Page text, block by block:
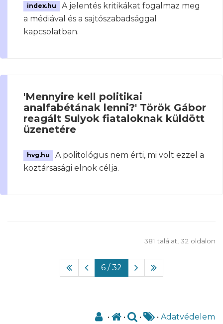
index.hu
A jelentés kritikákat fogalmaz meg
a médiával és a sajtószabadsággal
kapcsolatban.
'Mennyire kell politikai
analfabétának lenni?' Török Gábor
reagált Sulyok fiataloknak küldött
üzenetére
hvg.hu
A politológus nem érti, mi volt ezzel a
köztársasági elnök célja.
381 találat, 32 oldalon
6 / 32
• • • • Adatvédelem